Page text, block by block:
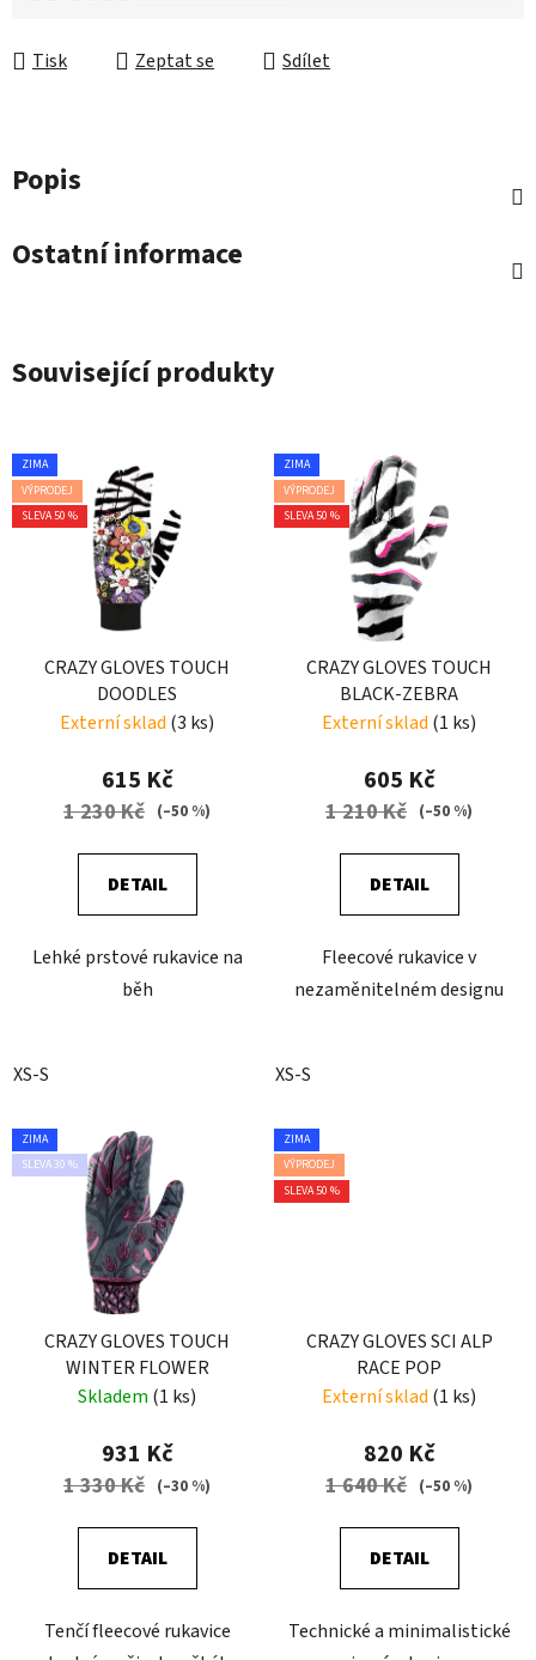
Tisk Zeptat se Sdílet
Popis
Ostatní informace
Související produkty
ZIMA
VÝPRODEJ
SLEVA 50 %
CRAZY GLOVES TOUCH
DOODLES
Externí sklad (3 ks)
615 Kč
1 230 Kč (–50 %)
DETAIL
Lehké prstové rukavice na
běh
XS-S
ZIMA
VÝPRODEJ
SLEVA 50 %
CRAZY GLOVES TOUCH
BLACK-ZEBRA
Externí sklad (1 ks)
605 Kč
1 210 Kč (–50 %)
DETAIL
Fleecové rukavice v
nezaměnitelném designu
XS-S
ZIMA
SLEVA 30 %
CRAZY GLOVES TOUCH
WINTER FLOWER
Skladem (1 ks)
931 Kč
1 330 Kč (–30 %)
DETAIL
Tenčí fleecové rukavice
ZIMA
VÝPRODEJ
SLEVA 50 %
CRAZY GLOVES SCI ALP
RACE POP
Externí sklad (1 ks)
820 Kč
1 640 Kč (–50 %)
DETAIL
Technické a minimalistické